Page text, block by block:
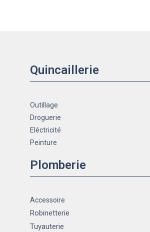
Quincaillerie
Outillage
Droguerie
Eléctricité
Peinture
Plomberie
Accessoire
Robinetterie
Tuyauterie